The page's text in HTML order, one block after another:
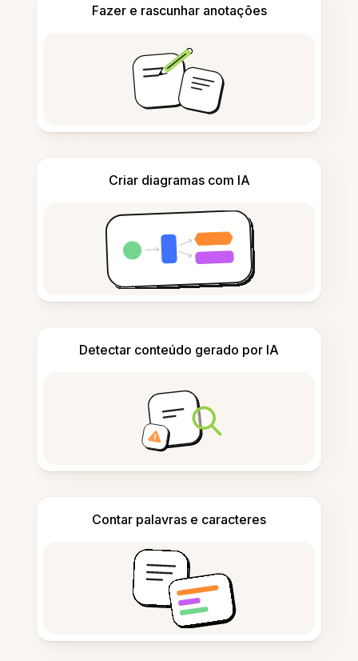
Fazer e rascunhar anotações
Criar diagramas com IA
Detectar conteúdo gerado por IA
Contar palavras e caracteres